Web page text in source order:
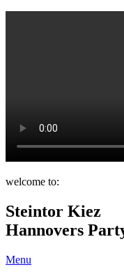
welcome to:
Steintor Kiez
Hannovers
Menu